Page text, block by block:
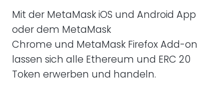
Mit der MetaMask iOS und Android App
oder dem MetaMask
Chrome und MetaMask Firefox Add-on
lassen sich alle Ethereum und ERC 20
Token erwerben und handeln.